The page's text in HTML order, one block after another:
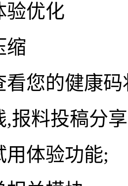
验优化
缩
看您的健康码
,报料投稿分
用体验功能;